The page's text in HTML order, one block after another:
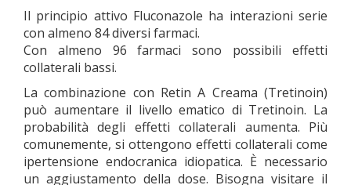
Il principio attivo Fluconazole ha interazioni serie
con almeno 84 diversi farmaci.
Con almeno 96 farmaci sono possibili effetti
collaterali bassi.
La combinazione con Retin A Creama (Tretinoin)
può aumentare il livello ematico di Tretinoin. La
probabilità degli effetti collaterali aumenta. Più
comunemente, si ottengono effetti collaterali come
ipertensione endocranica idiopatica. È necessario
un aggiustamento della dose. Bisogna visitare il